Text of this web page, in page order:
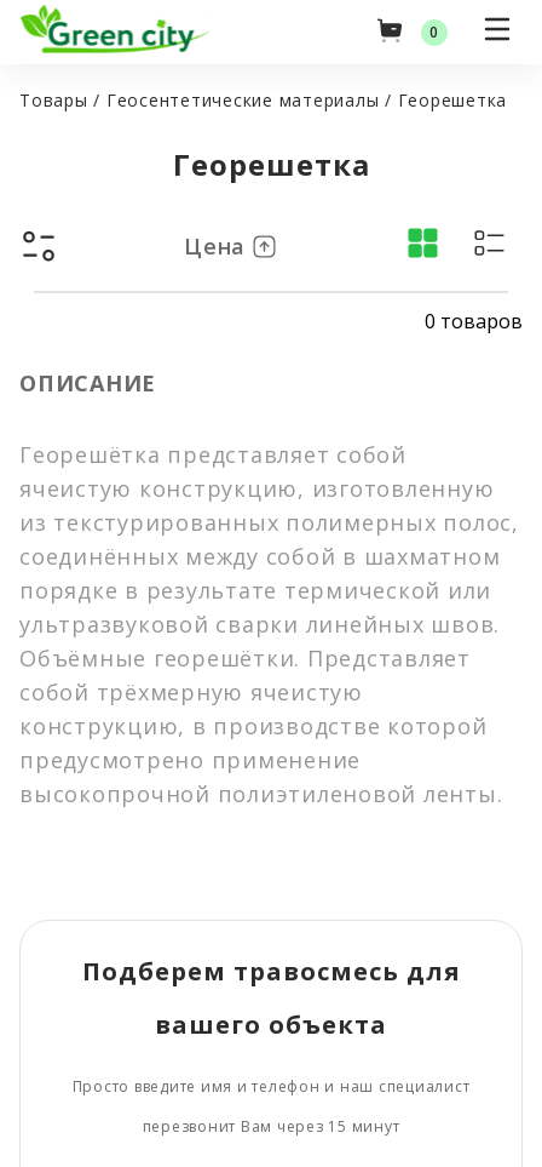
0
Главная
Монокультуры
Монокультуры (злаковые)
Антигололедные реагенты
Противогололедные реагенты
Грунт (нерудные материалы)
Геосентетические материалы
Посев газона (Укладка рулонного газона)
Озеленение и благоустройство территорий
Оптовые поставки
Акции
Наши объекты
Статьи и советы
О компании
Оптовые цены
info@gorodgazon.ru
Товары / Геосентетические материалы / Георешетка
Георешетка
Цена
0 товаров
ОПИСАНИЕ
Георешётка представляет собой
ячеистую конструкцию, изготовленную
из текстурированных полимерных полос,
соединённых между собой в шахматном
порядке в результате термической или
ультразвуковой сварки линейных швов.
Объёмные георешётки. Представляет
собой трёхмерную ячеистую
конструкцию, в производстве которой
предусмотрено применение
высокопрочной полиэтиленовой ленты.
Подберем травосмесь для
вашего объекта
Просто введите имя и телефон и наш специалист
перезвонит Вам через 15 минут